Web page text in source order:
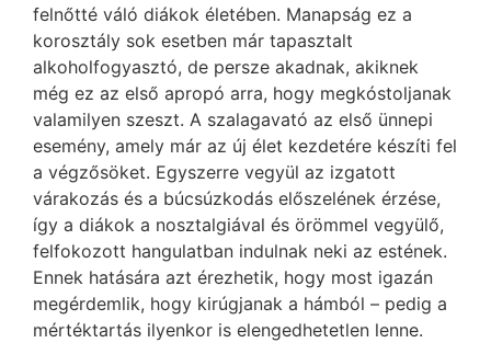
felnőtté váló diákok életében. Manapság ez a
korosztály sok esetben már tapasztalt
alkoholfogyasztó, de persze akadnak, akiknek
még ez az első apropó arra, hogy megkóstoljanak
valamilyen szeszt. A szalagavató az első ünnepi
esemény, amely már az új élet kezdetére készíti fel
a végzősöket. Egyszerre vegyül az izgatott
várakozás és a búcsúzkodás előszelének érzése,
így a diákok a nosztalgiával és örömmel vegyülő,
felfokozott hangulatban indulnak neki az estének.
Ennek hatására azt érezhetik, hogy most igazán
megérdemlik, hogy kirúgjanak a hámból – pedig a
mértéktartás ilyenkor is elengedhetetlen lenne.